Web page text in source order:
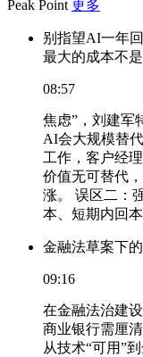
Peak Point 更多
别指望AI一年
最大的成本不
08:57
焦虑”，刘建军
AI会大规模替
工作，客户经
价值无可替代
涨。 误区二：
本、短期内回本
金融法草案下
09:16
在金融法治建
商业银行需厘
从技术“可用”